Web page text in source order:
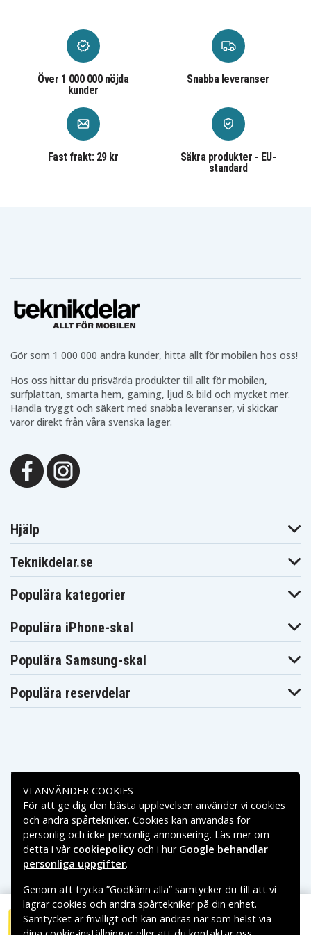
KC (Smartline)
LR14 (Smartline)
LR14A (Smartline)
LR14N (Smartline)
Mezza torcia (Smartline)
MN1400 (Smartline)
MX1400 (Smartline)
Pila Mediana (Smartline)
Pilha média (Smartline)
batteribeteckningar som de ibland skriver i sina
Dessa är följande:
A = D (R20, LR20)
C = AA (R6, LR6)
D = 9V (6F22, 6LR61)
E = AAA (R03, LR03)
Artnr 29b1cb99594c856170c7a4a41
EAN / GTIN
Modell
Batterityp Alkaline
Passar varumärke Smartline
Vikt 0,06 kg
Mått 26,2x50,0 mm
Bredd 26,2 mm
:
135-99-199-4779
(Smartline)
14AC
(Smartline)
14AU
(Smartline)
4014 (Smartline) 6135-00-117-
3212 (Smartline)
6135-99-605-
6659 (Smartline)
7522 (Smartline)814 (Smartline) AM-2
(Smartline)
(Smartline)
BABY
(Smartline)
Bébielem
(Smartline)
E93 (Smartline)
HP-11
(Smartline)
HP11
(Smartline) KC (Smartline)
Över 1 000 000 nöjda
kunder
Snabba leveranser
Fast frakt: 29 kr
Säkra produkter - EU-
standard
Gör som 1 000 000 andra kunder, hitta allt för mobilen hos oss!
Hos oss hittar du prisvärda produkter till allt för mobilen,
surfplattan, smarta hem, gaming, ljud & bild och mycket mer.
Handla tryggt och säkert med snabba leveranser, vi skickar
varor direkt från våra svenska lager.
Hjälp
Teknikdelar.se
Populära kategorier
Populära iPhone-skal
Populära Samsung-skal
Populära reservdelar
Betalningsalternativ
Leveransalternativ
VI ANVÄNDER COOKIES
För att ge dig den bästa upplevelsen använder vi cookies
och andra spårtekniker. Cookies kan användas för
personlig och icke-personlig annonsering. Läs mer om
detta i vår cookiepolicy och i hur Google behandlar
personliga uppgifter.
Genom att trycka ”Godkänn alla” samtycker du till att vi
lagrar cookies och andra spårtekniker på din enhet.
Samtycket är frivilligt och kan ändras när som helst via